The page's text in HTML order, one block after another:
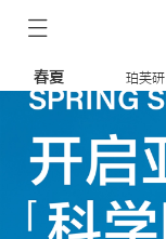
春夏 珀芙研